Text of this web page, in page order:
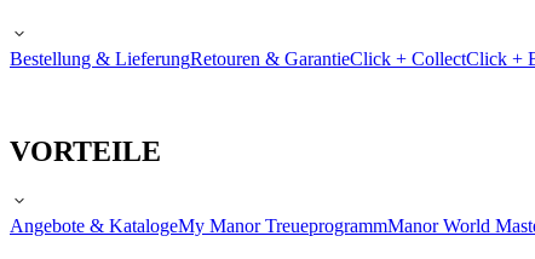
Bestellung & LieferungRetouren & GarantieClick + CollectClick +
VORTEILE
Angebote & KatalogeMy Manor TreueprogrammManor World